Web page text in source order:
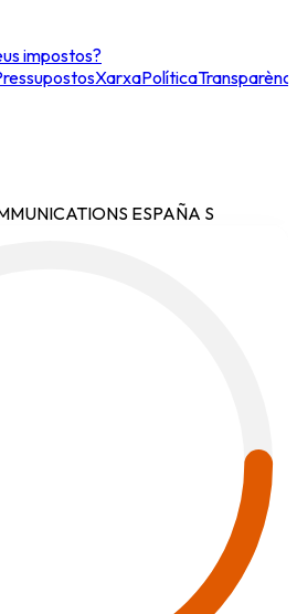
impostos?
XarxaPolítica
ESPAÑA S